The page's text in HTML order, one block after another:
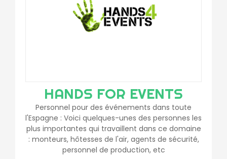
HANDS FOR EVENTS
Personnel pour des événements dans toute
l'Espagne : Voici quelques-unes des personnes les
plus importantes qui travaillent dans ce domaine
: monteurs, hôtesses de l'air, agents de sécurité,
personnel de production, etc